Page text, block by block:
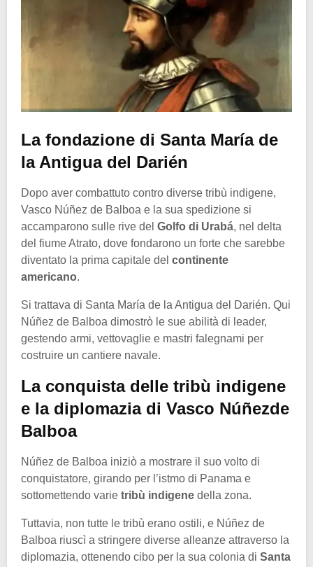
La fondazione di Santa María de
la Antigua del Darién
Dopo aver combattuto contro diverse tribù indigene,
Vasco Núñez de Balboa e la sua spedizione si
accamparono sulle rive del Golfo di Urabá, nel delta
del fiume Atrato, dove fondarono un forte che sarebbe
diventato la prima capitale del continente
americano.
Si trattava di Santa María de la Antigua del Darién. Qui
Núñez de Balboa dimostrò le sue abilità di leader,
gestendo armi, vettovaglie e mastri falegnami per
costruire un cantiere navale.
La conquista delle tribù indigene
e la diplomazia di Vasco Núñezde
Balboa
Núñez de Balboa iniziò a mostrare il suo volto di
conquistatore, girando per l’istmo di Panama e
sottomettendo varie tribù indigene della zona.
Tuttavia, non tutte le tribù erano ostili, e Núñez de
Balboa riuscì a stringere diverse alleanze attraverso la
diplomazia, ottenendo cibo per la sua colonia di Santa